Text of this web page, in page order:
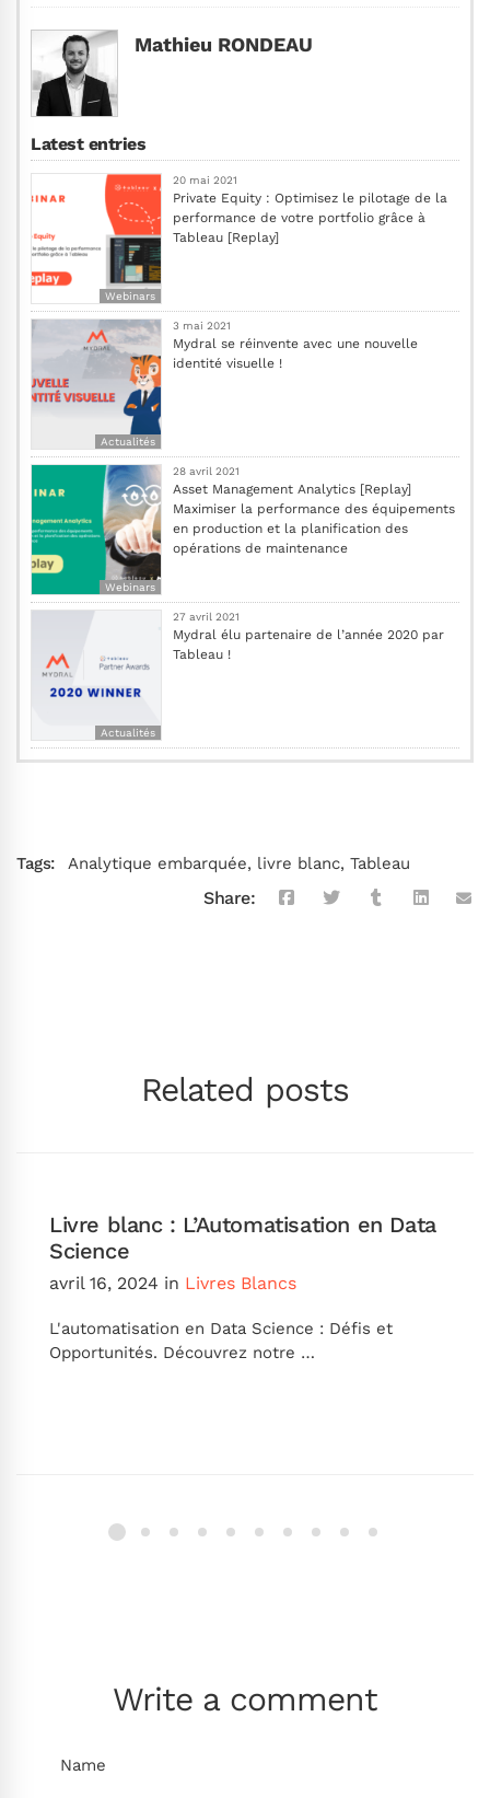
Mathieu RONDEAU
Latest entries
Webinars
20 mai 2021
Private Equity : Optimisez le pilotage de la
performance de votre portfolio grâce à
Tableau [Replay]
Actualités
3 mai 2021
Mydral se réinvente avec une nouvelle
identité visuelle !
Webinars
28 avril 2021
Asset Management Analytics [Replay]
Maximiser la performance des équipements
en production et la planification des
opérations de maintenance
Actualités
27 avril 2021
Mydral élu partenaire de l’année 2020 par
Tableau !
Tags: Analytique embarquée, livre blanc, Tableau
Share:
Related posts
Livre blanc : L’Automatisation en Data
Science
avril 16, 2024 in Livres Blancs
L'automatisation en Data Science : Défis et
Opportunités. Découvrez notre …
Write a comment
Name